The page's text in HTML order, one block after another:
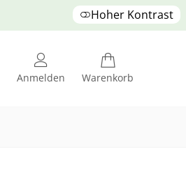
Hoher Kontrast
Anmelden Warenkorb